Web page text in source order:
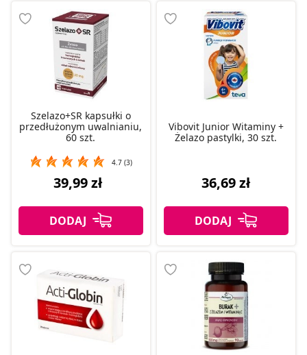
Szelazo+SR kapsułki o
przedłużonym uwalnianiu,
60 szt.
4.7 (3)
39,99 zł
Vibovit Junior Witaminy +
Żelazo pastylki, 30 szt.
36,69 zł